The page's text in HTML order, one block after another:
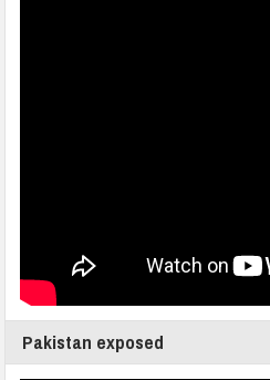
Pakistan exposed